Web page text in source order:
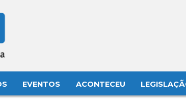
EVENTOS ACONTECEU